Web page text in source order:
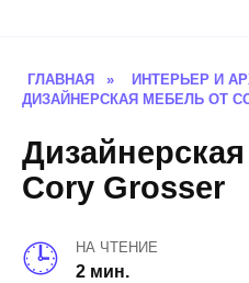
ГЛАВНАЯ » ИНТЕРЬЕР И
ДИЗАЙНЕРСКАЯ МЕБЕЛЬ ОТ
Cory Grosser
НА ЧТЕНИЕ
2 мин.